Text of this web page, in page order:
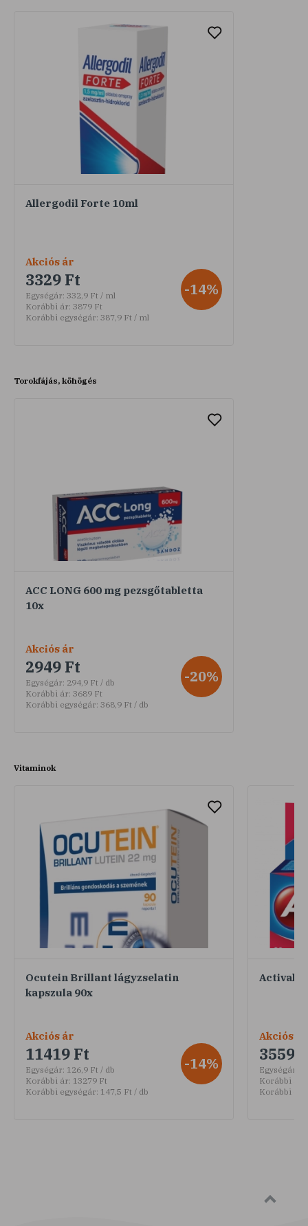
Allergodil Forte 10ml
Akciós ár
3329 Ft
Egységár: 332,9 Ft / ml
Korábbi ár: 3879 Ft
Korábbi egységár: 387,9 Ft / ml
-14%
Torokfájás, köhögés
ACC LONG 600 mg pezsgőtabletta
10x
Akciós ár
2949 Ft
Egységár: 294,9 Ft / db
Korábbi ár: 3689 Ft
Korábbi egységár: 368,9 Ft / db
-20%
Vitaminok
Ocutein Brillant lágyzselatin
kapszula 90x
Akciós ár
11419 Ft
Egységár: 126,9 Ft / db
Korábbi ár: 13279 Ft
Korábbi egységár: 147,5 Ft / db
-14%
Actival
Akciós ár
3559
Egységár:
Korábbi ár:
Korábbi